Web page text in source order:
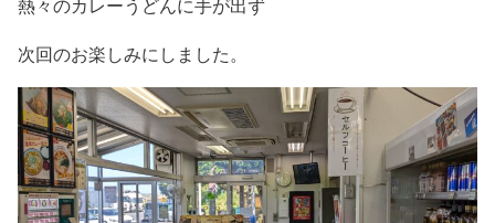
次回のお楽しみにしました。